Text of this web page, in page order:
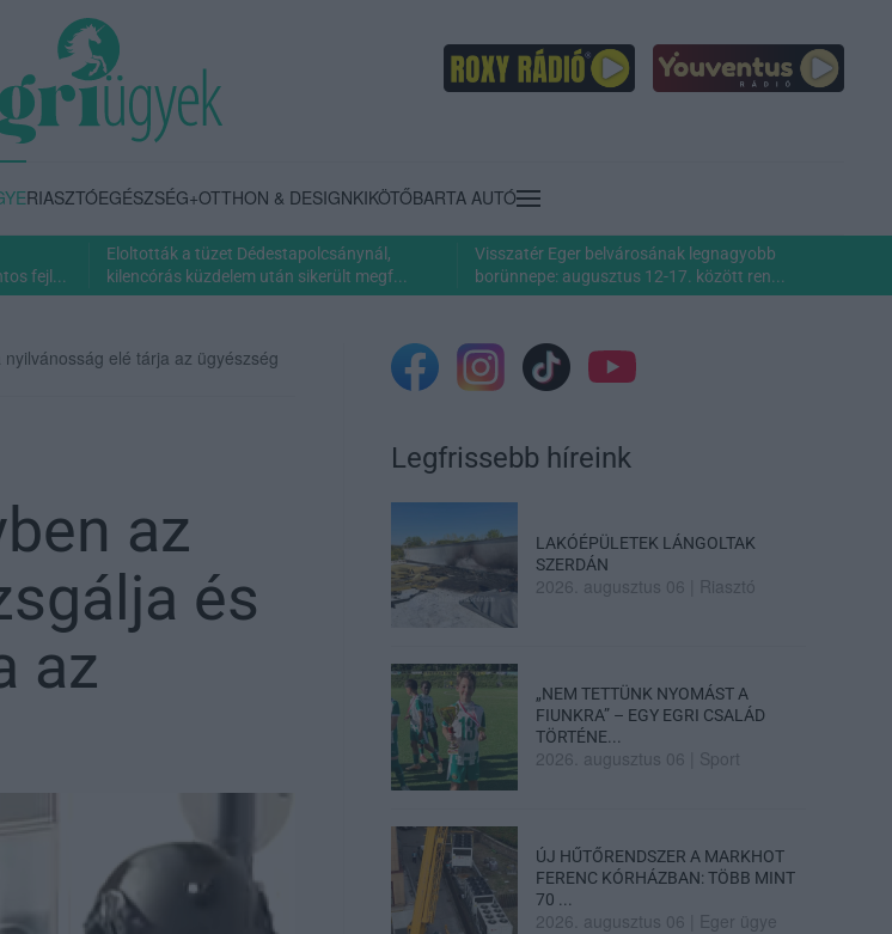
RIASZTÓEGÉSZSÉG+OTTHON & DESIGNKIKÖTŐBARTA AUTÓ
fejl...
Eloltották a tüzet Dédestapolcsánynál,
kilencórás küzdelem után sikerült megf...
Visszatér Eger belvárosának legnagyobb
borünnepe: augusztus 12-17. között ren...
elé tárja az ügyészség
az
és
az
Legfrissebb híreink
LAKÓÉPÜLETEK LÁNGOLTAK
SZERDÁN
2026. augusztus 06 Riasztó
„NEM TETTÜNK NYOMÁST A
FIUNKRA” – EGY EGRI CSALÁD
TÖRTÉNE...
2026. augusztus 06 Sport
ÚJ HŰTŐRENDSZER A MARKHOT
FERENC KÓRHÁZBAN: TÖBB MINT
70 ...
2026. augusztus 06 Eger ügye